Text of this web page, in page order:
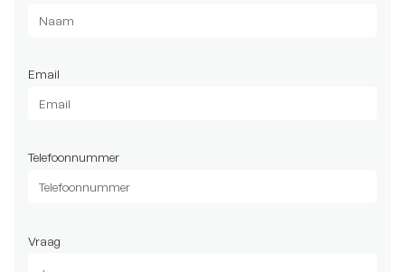
Email
Telefoonnummer
Vraag